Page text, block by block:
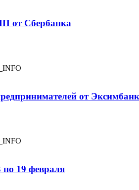
от Сбербанка
от
по 19 февраля